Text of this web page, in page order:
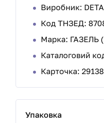
Виробник:
Код ТНЗЕД:
Марка: ГАЗЕЛЬ
Каталоговий
Карточка:
Упаковка